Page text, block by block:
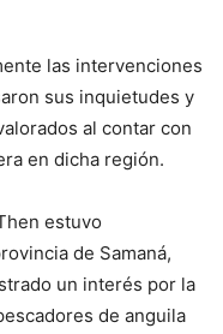
las intervenciones
sus inquietudes y
al contar con
en dicha región.
estuvo
de Samaná,
un interés por la
de anguila